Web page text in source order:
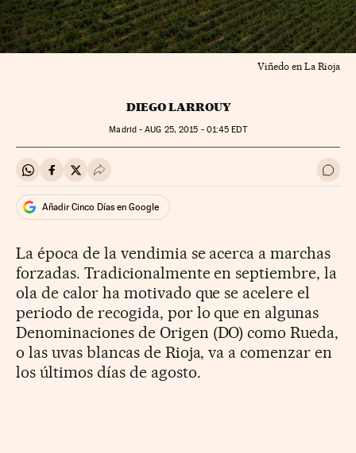
Viñedo en La Rioja
DIEGO LARROUY
Madrid -AUG 25, 2015 - 01:45 EDT
Compartir en Whatsapp
Compartir en Facebook
Compartir en Twitter
Desplegar Redes Sociales Ir a
Añadir Cinco Días en Google
La época de la vendimia se acerca a marchas
forzadas. Tradicionalmente en septiembre, la
ola de calor ha motivado que se acelere el
periodo de recogida, por lo que en algunas
Denominaciones de Origen (DO) como Rueda,
o las uvas blancas de Rioja, va a comenzar en
los últimos días de agosto.